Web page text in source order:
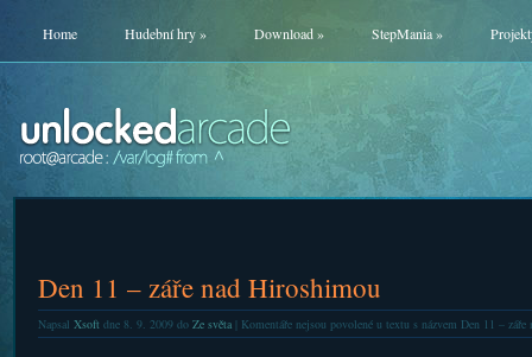
Home Hudební hry» Download» StepMania»
Den 11 – záře nad Hiroshimou
Napsal Xsoftdne 8. 9. 2009 do Ze světa| Komentáře nejsou povolenéu textu s názvem Den 11 – záře